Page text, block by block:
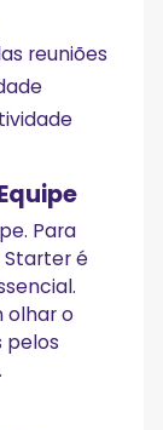
reuniões
Para
Starter é
olhar o
pelos